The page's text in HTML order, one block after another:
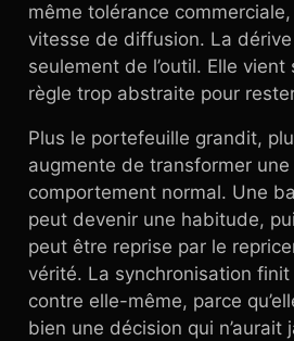
même tolérance
vitesse de diffusion. La
seulement de l’outil. Elle vient
règle trop abstraite pour
Plus le portefeuille grandit,
augmente de transformer
comportement normal. Une
peut devenir une habitude,
peut être reprise par le
vérité. La synchronisation
contre elle-même, parce
bien une décision qui n’aurait